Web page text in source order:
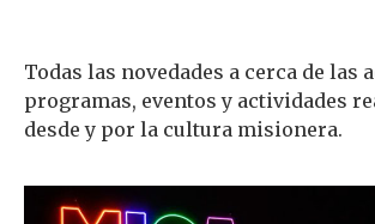
Todas las novedades a cerca de las
programas, eventos y actividades
desde y por la cultura misionera.